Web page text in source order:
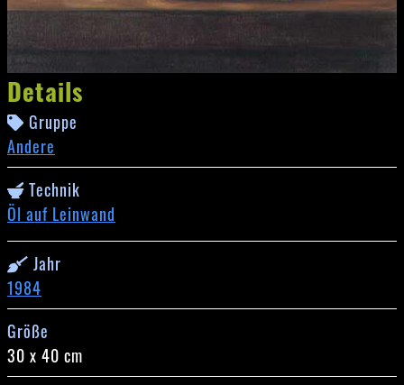
Details
Gruppe
Andere
Technik
Öl auf Leinwand
Jahr
1984
Größe
30 x 40 cm